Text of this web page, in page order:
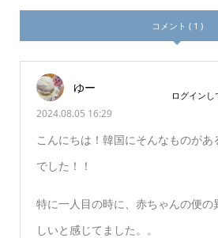
コメント ( 1 )
ゆー
2024.08.05 16:29
ログインし
こんにちは！韓国にそんなものが
でした！！
特に一人目の時に、赤ちゃんの便の
しいと感じてました。。